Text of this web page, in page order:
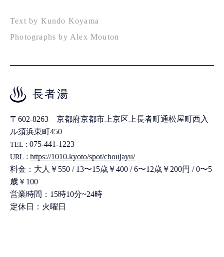
Text by Kundo Koyama
Photographs by Alex Mouton
長者湯
〒602-8263 京都府京都市上京区上長者町通松屋町西入
ル須浜東町450
TEL : 075-441-1223
URL : https://1010.kyoto/spot/choujayu/
料金：大人￥550 / 13〜15歳￥400 / 6〜12歳￥200円 / 0〜5
歳￥100
営業時間：15時10分~24時
定休日：火曜日